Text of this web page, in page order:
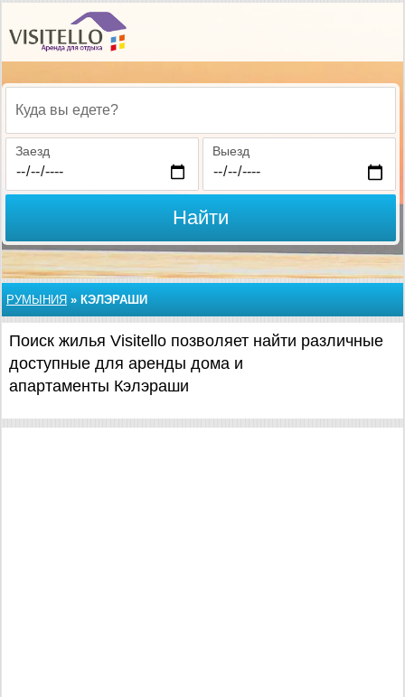
Куда вы едете?
Заезд Выезд
Найти
РУМЫНИЯ » КЭЛЭРАШИ
Поиск жилья Visitello позволяет найти различные
доступные для аренды дома и
апартаменты Кэлэраши